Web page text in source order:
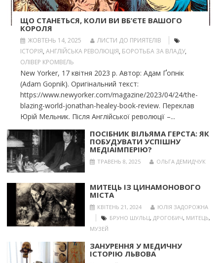
ЩО СТАНЕТЬСЯ, КОЛИ ВИ ВБ’ЄТЕ ВАШОГО
КОРОЛЯ
ЖОВТЕНЬ 14, 2025
ЛИСТИ ДО ПРИЯТЕЛІВ
ІСТОРІЯ, АНГЛІЙСЬКА РЕВОЛЮЦІЯ, БОРОТЬБА ЗА ВЛАДУ,
ОЛІВЕР КРОМВЕЛЬ
New Yorker, 17 квітня 2023 р. Автор: Адам Ґопнік
(Adam Gopnik). Оригінальний текст:
https://www.newyorker.com/magazine/2023/04/24/the-
blazing-world-jonathan-healey-book-review. Переклав
Юрій Мельник. Після Англійської революції –...
ПОСІБНИК ВІЛЬЯМА ГЕРСТА: ЯК
ПОБУДУВАТИ УСПІШНУ
МЕДІАІМПЕРІЮ?
ТРАВЕНЬ 8, 2025 ОЛЬГА ДЕМИДЧУК
МИТЕЦЬ ІЗ ЦИНАМОНОВОГО
МІСТА
КВІТЕНЬ 21, 2024
ЮЛІЯ ЗАДОРОЖНА
БРУНО ШУЛЬЦ, ДРОГОБИЧ, МИТЕЦЬ,
МУЗЕЙ
ЗАНУРЕННЯ У МЕДИЧНУ
ІСТОРІЮ ЛЬВОВА